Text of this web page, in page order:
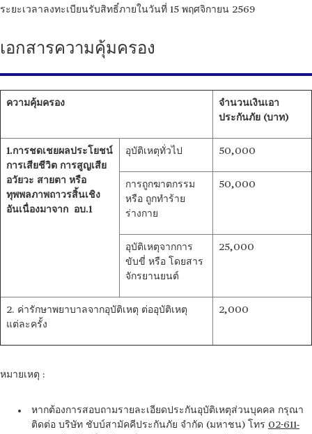
ระยะเวลาลงทะเบียนรับสิทธิ์ภายในวันที่ 15 พฤศจิกายน 2569
เอกสารความคุ้มครอง
ความคุ้มครอง
จำนวนเงินเอา
ประกันภัย (บาท)
1.การชดเชยผลประโยชน์
การเสียชีวิต การสูญเสีย
อวัยวะ สายตา หรือ
ทุพพลภาพถาวรสิ้นเชิง
อันเนื่องมาจาก อบ.1
อุบัติเหตุทั่วไป 50,000
การถูกฆาตกรรม
หรือ ถูกทำร้าย
ร่างกาย
50,000
อุบัติเหตุจากการ
ขับขี่ หรือ โดยสาร
จักรยานยนต์
25,000
2. ค่ารักษาพยาบาลจากอุบัติเหตุ ต่ออุบัติเหตุ
แต่ละครั้ง
2,000
หมายเหตุ :
หากต้องการสอบถามรายละเอียดประกันอุบัติเหตุส่วนบุคคล กรุณา
ติดต่อ บริษัท ชับบ์สามัคคีประกันภัย จำกัด (มหาชน) โทร 02-611-